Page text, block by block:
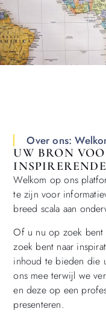
Over ons:
UW BRON
Welkom op ons
te zijn voor
breed scala aan
Of u nu op zoek
zoek bent naar
inhoud te bieden die
ons mee terwijl we
en deze op een
presenteren.